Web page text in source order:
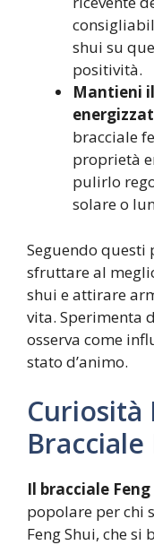
shui su
positività.
Mantieni
bracciale
proprietà
pulirlo
solare o
Seguendo
sfruttare al
shui e attirare
vita. Sperimenta
osserva come
stato d’animo.
Curiosità
Bracciale
Il bracciale Feng
popolare per chi
Feng Shui, che si